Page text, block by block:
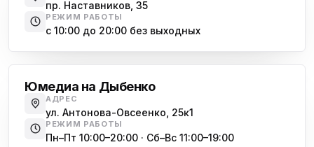
Юмедиа на Космонавтов
ю ул. Белы Куна, 24к1
ю
Юмедиа в Купчино
ул. Будапештская, 87-3
пр. Наставников, 35
РЕЖИМ РАБОТЫ
с 10:00 до 20:00 без выходных
Юмедиа на Дыбенко
АДРЕС
ул. Антонова-Овсеенко, 25к1
РЕЖИМ РАБОТЫ
Пн–Пт 10:00–20:00 · Сб–Вс 11:00–19:00